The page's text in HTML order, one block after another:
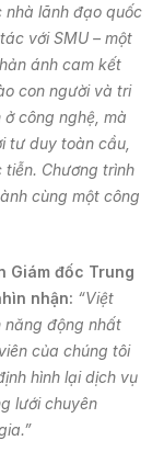
nhà lãnh đạo quốc
với SMU – một
ánh cam kết
con người và tri
công nghệ, mà
tư duy toàn cầu,
Chương trình
cùng một công
Giám đốc Trung
nhận: “Việt
năng động nhất
của chúng tôi
hình lại dịch vụ
lưới chuyên